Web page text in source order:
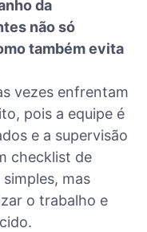
da
não só
também evita
vezes enfrentam
pois a equipe é
e a supervisão
checklist de
mas
o trabalho e